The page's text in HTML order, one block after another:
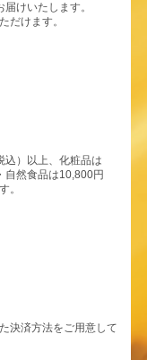
けいたします。
だけます。
込）以上、化粧品は
自然食品は10,800円
。
決済方法をご用意して